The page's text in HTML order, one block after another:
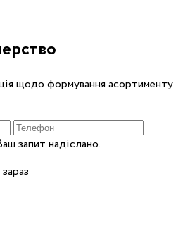
щодо формування асортименту
запит надіслано.